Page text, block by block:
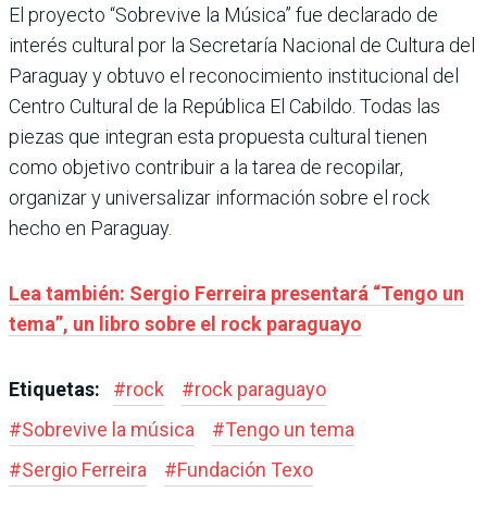
El proyecto “Sobrevive la Música” fue declarado de
interés cultural por la Secretaría Nacional de Cultura del
Paraguay y obtuvo el reconocimiento institucional del
Centro Cultural de la República El Cabildo. Todas las
piezas que integran esta propuesta cultural tienen
como objetivo contribuir a la tarea de recopilar,
organizar y universalizar información sobre el rock
hecho en Paraguay.
Lea también: Sergio Ferreira presentará “Tengo un
tema”, un libro sobre el rock paraguayo
Etiquetas: #rock #rock paraguayo
#Sobrevive la música #Tengo un tema
#Sergio Ferreira #Fundación Texo